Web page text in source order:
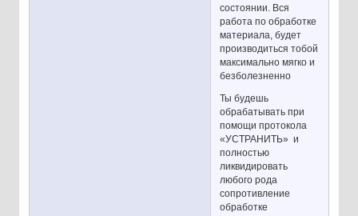
состоянии. Вся
работа по обработке
материала, будет
производиться тобой
максимально мягко и
безболезненно
Ты будешь
обрабатывать при
помощи протокола
«УСТРАНИТЬ» и
полностью
ликвидировать
любого рода
сопротивление
обработке